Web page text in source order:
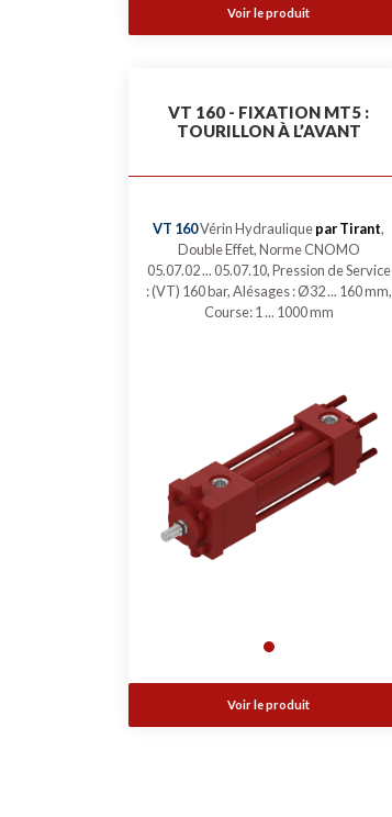
Voir le produit
VT 160 - FIXATION MT5 :
TOURILLON À L’AVANT
VT 160Vérin Hydrauliquepar Tirant,
Double Effet, Norme CNOMO
05.07.02 ... 05.07.10, Pression de Service
: (VT) 160 bar, Alésages : Ø32 ... 160 mm,
Course: 1 ... 1000 mm
Voir le produit